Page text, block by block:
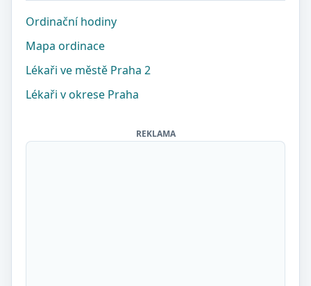
Ordinační hodiny
Mapa ordinace
Lékaři ve městě Praha 2
Lékaři v okrese Praha
REKLAMA